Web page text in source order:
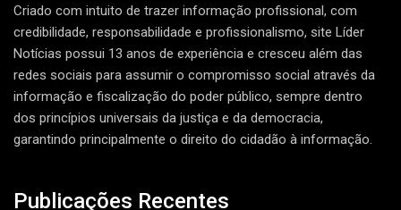
Criado com intuito de trazer informação profissional, com
credibilidade, responsabilidade e profissionalismo, site Líder
Notícias possui 13 anos de experiência e cresceu além das
redes sociais para assumir o compromisso social através da
informação e fiscalização do poder público, sempre dentro
dos princípios universais da justiça e da democracia,
garantindo principalmente o direito do cidadão à informação.
Publicações Recentes